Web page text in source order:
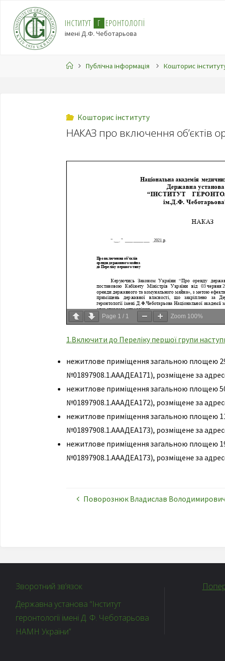
ІНСТИТУТ Г ЕРОНТОЛОГІЇ
імені Д.Ф. Чеботарьова
Публічна інформація Кошторис
Кошторис інституту
НАКАЗ про включення об’єктів
Page 1 / 1 Zoom 100%
1.Включити до Переліку першої групи
нежитлове приміщення загальною площею
№01897908.1.АААДЕА171), розміщене за
нежитлове приміщення загальною площею
№01897908.1.АААДЕА172), розміщене за
нежитлове приміщення загальною площею
№01897908.1.АААДЕА173), розміщене за
нежитлове приміщення загальною площею
№01897908.1.АААДЕА173), розміщене за
Поворознюк Владислав
Зворотний зв’язок
Державна установа “Інститут
геронтології імені Д. Ф. Чеботарьова
НАМН України”